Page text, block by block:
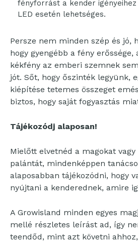
fényforrást a kender
LED esetén lehetséges.
Persze nem minden szép és jó,
hogy gyengébb a fény erőssége,
kékfény az emberi szemnek
jót. Sőt, hogy őszinték legyünk,
kiépítése tetemes összeget
biztos, hogy saját fogyasztás
Tájékozódj alaposan!
Mielőtt elvetnéd a magokat
palántát, mindenképpen
alaposabban tájékozódni, hogy
nyújtani a kenderednek, amire
A Growisland minden egyes
mellé részletes leírást ad, így
teendőd, mint azt követni